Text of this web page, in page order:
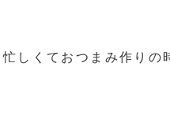
しくておつまみ作りの